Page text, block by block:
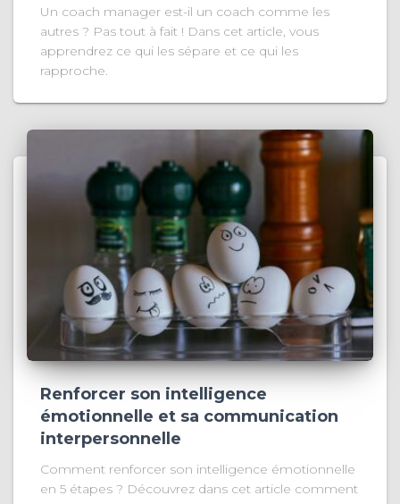
Un coach manager est-il un coach comme les
autres ? Pas tout à fait ! Dans cet article, vous
apprendrez ce qui les sépare et ce qui les
rapproche.
Renforcer son intelligence
émotionnelle et sa communication
interpersonnelle
Comment renforcer son intelligence émotionnelle
en 5 étapes ? Découvrez dans cet article comment